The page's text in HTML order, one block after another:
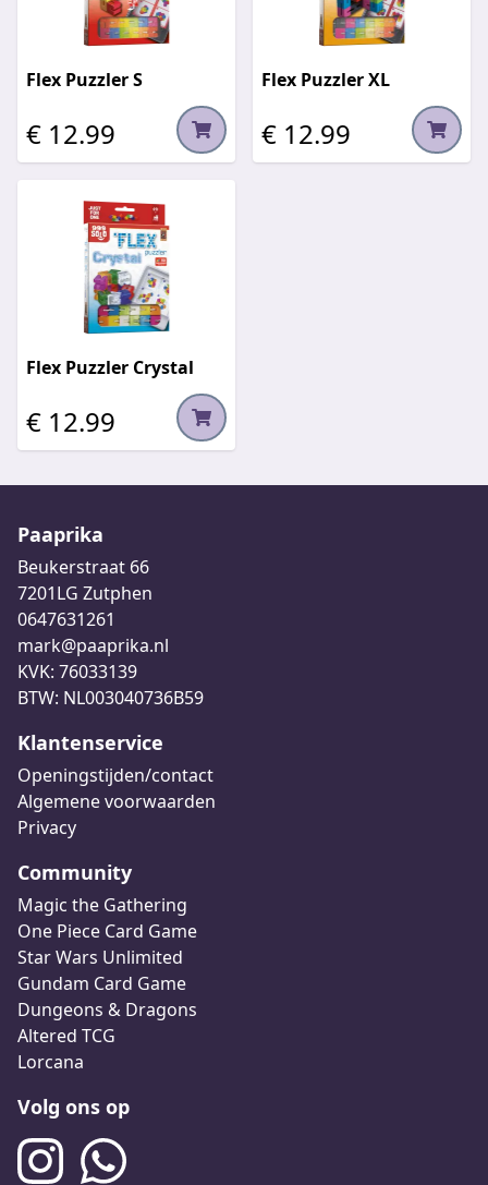
Flex Puzzler S
€ 12.99
Flex Puzzler XL
€ 12.99
Flex Puzzler Crystal
€ 12.99
Paaprika
Beukerstraat 66
7201LG Zutphen
0647631261
mark@paaprika.nl
KVK: 76033139
BTW: NL003040736B59
Klantenservice
Openingstijden/contact
Algemene voorwaarden
Privacy
Community
Magic the Gathering
One Piece Card Game
Star Wars Unlimited
Gundam Card Game
Dungeons & Dragons
Altered TCG
Lorcana
Volg ons op